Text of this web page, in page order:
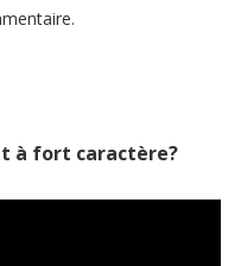
à fort caractère?